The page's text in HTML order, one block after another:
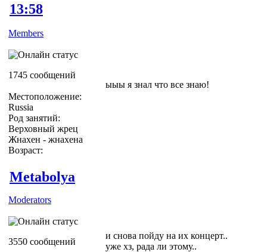
13:58
Members
1745 сообщений
Местоположение:
Russia
Род занятий:
Верховный жрец
Жнахен - жнахена
Возраст:
ыыы я знал что все знаю!
Metabolya
Moderators
3550 сообщений
и снова пойду на их концерт..
уже хз, рада ли этому..